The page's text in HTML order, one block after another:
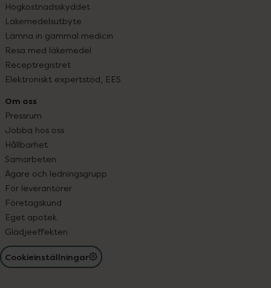
Högkostnadsskyddet
Läkemedelsutbyte
Lämna in gammal medicin
Resa med läkemedel
Receptregistret
Elektroniskt expertstöd, EES
Om oss
Pressrum
Jobba hos oss
Hållbarhet
Samarbeten
Ägare och ledningsgrupp
För leverantörer
Företagskund
Eget apotek
Glädjeeffekten
Cookieinställningar